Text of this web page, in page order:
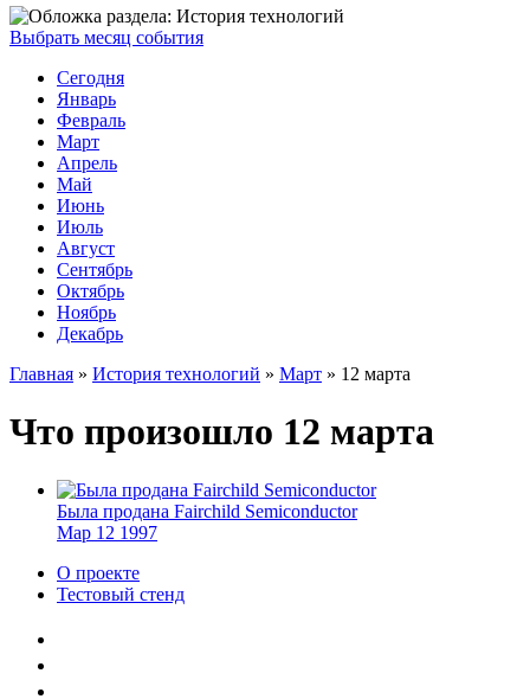
Выбрать месяц события
Сегодня
Январь
Февраль
Март
Апрель
Май
Июнь
Июль
Август
Сентябрь
Октябрь
Ноябрь
Декабрь
Главная » История технологий » Март » 12 марта
Что произошло 12 марта
Была продана Fairchild Semiconductor
Мар 12 1997
О проекте
Тестовый стенд